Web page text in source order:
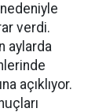
verdi.
aylarda
açıklıyor.